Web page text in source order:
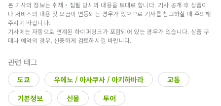
본 기사의 정보는 취재・집필 당시의 내용을 토대로 합니다. 기사 공개 후 상품이
나 서비스의 내용 및 요금이 변동되는 경우가 있으므로 기사를 참고하실 때 주의해
주시기 바랍니다.
기사에는 자동으로 연계된 하이퍼링크가 포함되어 있는 경우가 있습니다. 상품 구
매나 예약의 경우, 신중하게 검토하시길 바랍니다.
관련 태그
도쿄 우에노 / 아사쿠사 / 아키하바라
교통
기본정보
선물 투어